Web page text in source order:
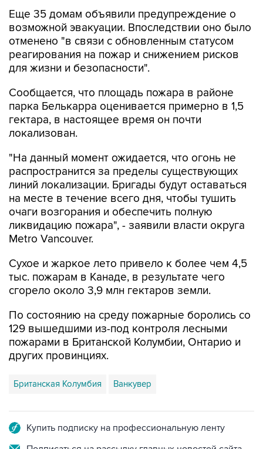
Еще 35 домам объявили предупреждение о
возможной эвакуации. Впоследствии оно было
отменено "в связи с обновленным статусом
реагирования на пожар и снижением рисков
для жизни и безопасности".
Сообщается, что площадь пожара в районе
парка Белькарра оценивается примерно в 1,5
гектара, в настоящее время он почти
локализован.
"На данный момент ожидается, что огонь не
распространится за пределы существующих
линий локализации. Бригады будут оставаться
на месте в течение всего дня, чтобы тушить
очаги возгорания и обеспечить полную
ликвидацию пожара", - заявили власти округа
Metro Vancouver.
Сухое и жаркое лето привело к более чем 4,5
тыс. пожарам в Канаде, в результате чего
сгорело около 3,9 млн гектаров земли.
По состоянию на среду пожарные боролись со
129 вышедшими из-под контроля лесными
пожарами в Британской Колумбии, Онтарио и
других провинциях.
Британская Колумбия Ванкувер
Купить подписку на профессиональную ленту